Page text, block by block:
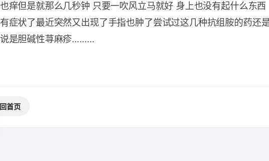
痒但是就那么几秒钟 只要一吹风立马就好 身上也没有起什么东西
症状了最近突然又出现了手指也肿了尝试过这几种抗组胺的药还
是胆碱性荨麻疹………
首页